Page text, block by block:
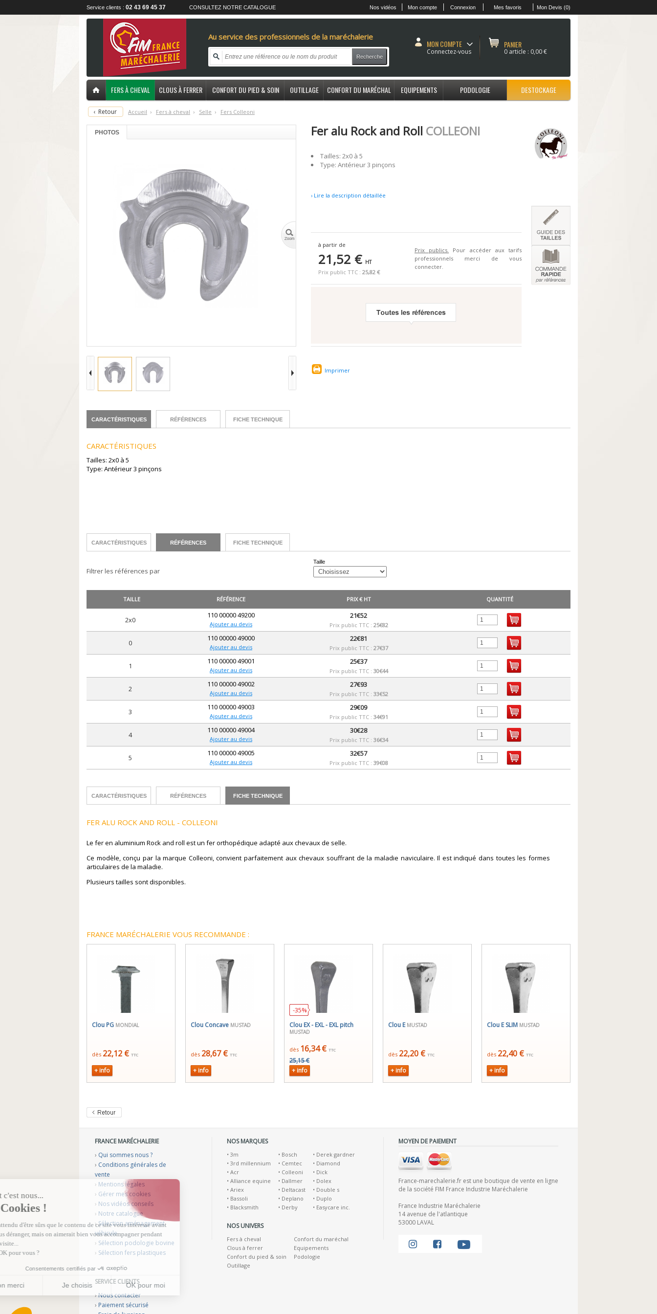
Service clients : 02 43 69 45 37 CONSULTEZ NOTRE CATALOGUE Nos vidéos Mon compte Connexion Mes favoris Mon Devis (0)
Au service des professionnels de la maréchalerie
Recherche
MON COMPTE
Connectez-vous
PANIER
0 article : 0,00 €
FERS À CHEVAL CLOUS À FERRER CONFORT DU PIED & SOIN OUTILLAGE CONFORT DU MARÉCHAL EQUIPEMENTS PODOLOGIE DESTOCKAGE
‹ Retour Accueil › Fers à cheval › Selle › Fers Colleoni
PHOTOS Fer alu Rock and Roll COLLEONI
Tailles: 2x0 à 5
Type: Antérieur 3 pinçons
› Lire la description détaillée
à partir de
21,52 € HT
Prix public TTC : 25,82 €
Prix publics. Pour accéder aux tarifs
professionnels merci de vous
connecter.
Imprimer
CARACTÉRISTIQUES RÉFÉRENCES FICHE TECHNIQUE
CARACTÉRISTIQUES
Tailles: 2x0 à 5
Type: Antérieur 3 pinçons
CARACTÉRISTIQUES RÉFÉRENCES FICHE TECHNIQUE
Filtrer les références par
Taille
TAILLE RÉFÉRENCE PRIX € HT QUANTITÉ
2x0
110 00000 49200
Ajouter au devis
21€52
Prix public TTC : 25€82
0
110 00000 49000
Ajouter au devis
22€81
Prix public TTC : 27€37
1
110 00000 49001
Ajouter au devis
25€37
Prix public TTC : 30€44
2
110 00000 49002
Ajouter au devis
27€93
Prix public TTC : 33€52
3
110 00000 49003
Ajouter au devis
29€09
Prix public TTC : 34€91
4
110 00000 49004
Ajouter au devis
30€28
Prix public TTC : 36€34
5
110 00000 49005
Ajouter au devis
32€57
Prix public TTC : 39€08
CARACTÉRISTIQUES RÉFÉRENCES FICHE TECHNIQUE
FER ALU ROCK AND ROLL - COLLEONI
Le fer en aluminium Rock and roll est un fer orthopédique adapté aux chevaux de selle.
Ce modèle, conçu par la marque Colleoni, convient parfaitement aux chevaux souffrant de la maladie naviculaire. Il est indiqué dans toutes les formes
articulaires de la maladie.
Plusieurs tailles sont disponibles.
FRANCE MARÉCHALERIE VOUS RECOMMANDE :
Clou PG MONDIAL
dès 22,12 € TTC
+ info
Clou Concave MUSTAD
dès 28,67 € TTC
+ info
-35%
Clou EX - EXL - EXL pitch
MUSTAD
dès 16,34 € TTC
25,15 €
+ info
Clou E MUSTAD
dès 22,20 € TTC
+ info
Clou E SLIM MUSTAD
dès 22,40 € TTC
+ info
FRANCE MARÉCHALERIE
› Qui sommes nous ?
› Conditions générales de
vente
› Mentions légales
› Gérer mes cookies
› Nos vidéos conseils
› Notre catalogue
›Sélection aménagement
véhicule
› Sélection podologie bovine
› Sélection fers plastiques
SERVICE CLIENTS
›Nous contacter
› Paiement sécurisé
NOS MARQUES
• 3m
• 3rd millennium
• Acr
• Alliance equine
• Ariex
• Bassoli
• Blacksmith
• Bosch
• Cemtec
• Colleoni
• Dallmer
• Deltacast
• Deplano
• Derby
• Derek gardner
• Diamond
• Dick
• Dolex
• Double s
• Duplo
• Easycare inc.
NOS UNIVERS
Fers à cheval
Clous à ferrer
Confort du pied & soin
Outillage
Confort du maréchal
Equipements
Podologie
MOYEN DE PAIEMENT
France-marechalerie.fr est une boutique de vente en ligne
de la société FIM France Industrie Maréchalerie
France Industrie Maréchalerie
14 avenue de l'atlantique
53000 LAVAL